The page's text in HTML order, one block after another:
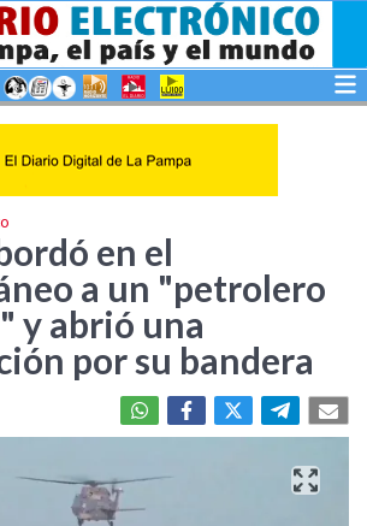
en el
a un "petrolero
y abrió una
por su bandera